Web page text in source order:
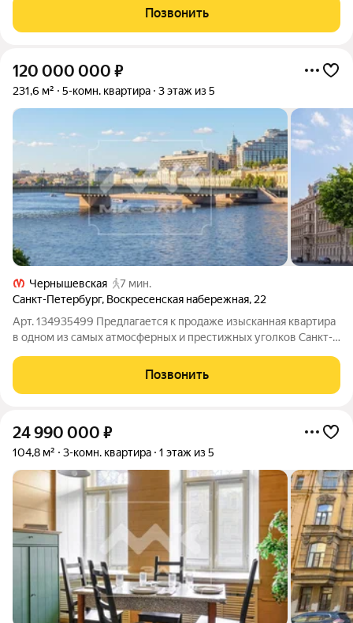
ремонтом в одном из самых статусных и зелёных уголков
Позвонить
120 000 000 ₽
231,6 м² 5-комн. квартира 3 этаж из 5
Чернышевская
7 мин.
Санкт-Петербург, Воскресенская набережная, 22
Арт. 134935499 Предлагается к продаже изысканная квартира
в одном из самых атмосферных и престижных уголков Санкт-
этаже дома с лифтом, что обеспечивает комфорт и удобство
проживания, а
Позвонить
24 990 000 ₽
104,8 м² 3-комн. квартира 1 этаж из 5